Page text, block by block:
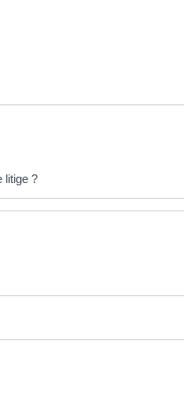
litige ?
dans un nouvel onglet)
onglet)